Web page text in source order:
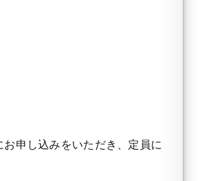
申し込みをいただき、定員に